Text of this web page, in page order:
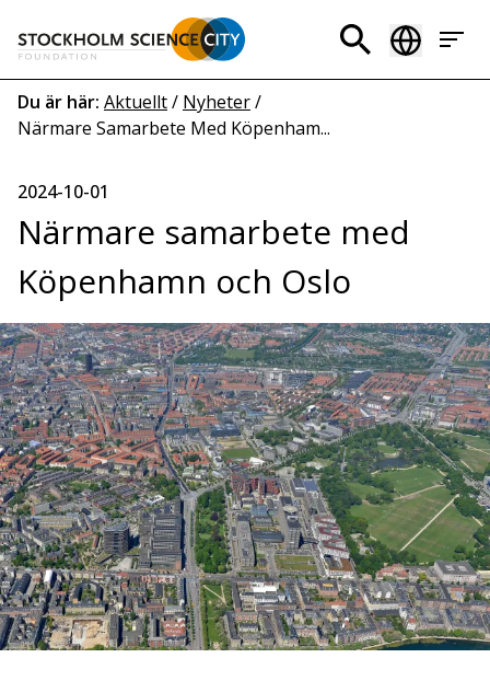
till
huvudinnehåll
Header
menu
Länkstig
Du är här: Aktuellt/ Nyheter/
Närmare Samarbete Med Köpenham...
2024-10-01
Närmare samarbete med
Köpenhamn och Oslo